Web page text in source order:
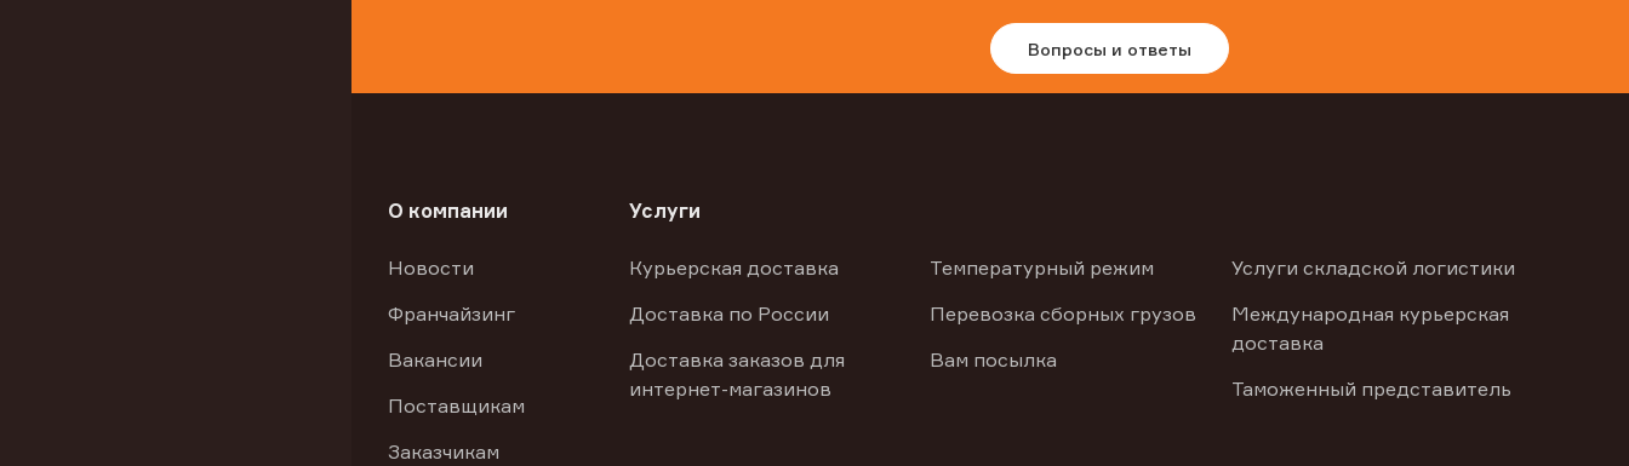
Вопросы и ответы
О компании
Новости
Франчайзинг
Вакансии
Поставщикам
Заказчикам
Услуги
Курьерская доставка
Доставка по России
Доставка заказов для
интернет-магазинов
Температурный режим
Перевозка сборных грузов
Вам посылка
Услуги складской логистики
Международная курьерская
доставка
Таможенный представитель